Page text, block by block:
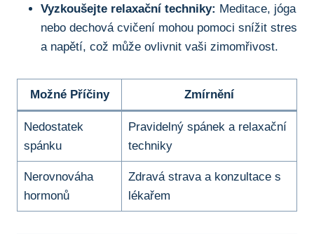
Vyzkoušejte relaxační techniky: Meditace, jóga
nebo dechová cvičení mohou pomoci snížit stres
a napětí, což může ovlivnit vaši zimomřivost.
Možné Příčiny Zmírnění
Nedostatek
spánku
Pravidelný spánek a relaxační
techniky
Nerovnováha
hormonů
Zdravá strava a konzultace s
lékařem